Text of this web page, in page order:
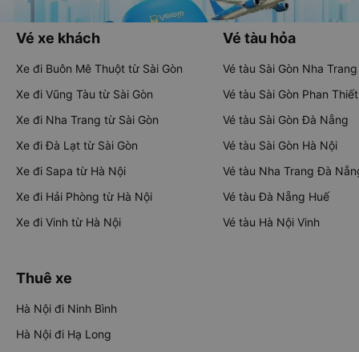
Vé xe khách
Xe đi Buôn Mê Thuột từ Sài Gòn
Xe đi Vũng Tàu từ Sài Gòn
Xe đi Nha Trang từ Sài Gòn
Xe đi Đà Lạt từ Sài Gòn
Xe đi Sapa từ Hà Nội
Xe đi Hải Phòng từ Hà Nội
Xe đi Vinh từ Hà Nội
Vé tàu hỏa
Vé tàu Sài Gòn Nha Trang
Vé tàu Sài Gòn Phan Thiết
Vé tàu Sài Gòn Đà Nẵng
Vé tàu Sài Gòn Hà Nội
Vé tàu Nha Trang Đà
Vé tàu Đà Nẵng Huế
Vé tàu Hà Nội Vinh
Thuê xe
Hà Nội đi Ninh Bình
Hà Nội đi Hạ Long